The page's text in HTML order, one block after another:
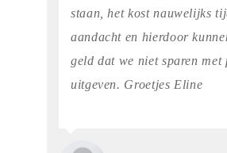
staan, het kost nauwelijks
aandacht en hierdoor
geld dat we niet sparen met
uitgeven. Groetjes Eline